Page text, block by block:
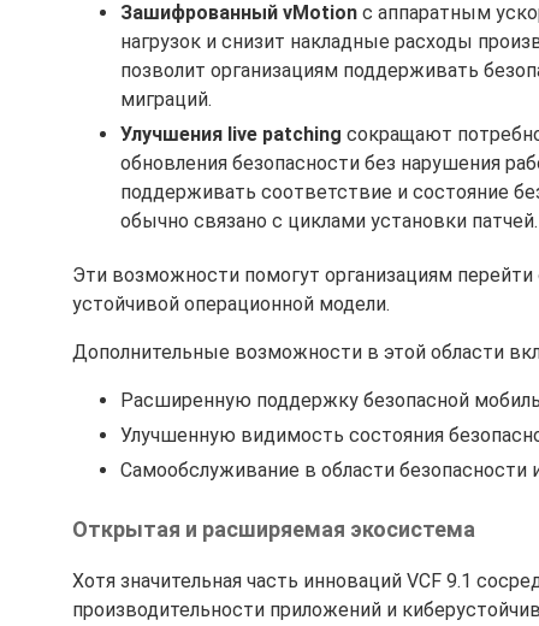
Зашифрованный vMotion с аппаратным
нагрузок и снизит накладные расходы
позволит организациям поддерживать
миграций.
Улучшения live patching сокращают
обновления безопасности без нарушения
поддерживать соответствие и состояние
обычно связано с циклами установки патчей.
Эти возможности помогут организациям
устойчивой операционной модели.
Дополнительные возможности в этой области
Расширенную поддержку безопасной
Улучшенную видимость состояния
Самообслуживание в области безопасности
Открытая и расширяемая экосистема
Хотя значительная часть инноваций VCF 9.1
производительности приложений и